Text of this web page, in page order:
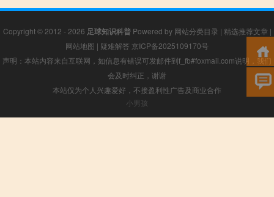
Copyright © 2012 - 2026 足球知识科普Powered by 网站分类目录 | 精选推荐文章 |
网站地图 | 疑难解答 京ICP备2025109170号
声明：本站内容来自互联网，如信息有错误可发邮件到f_fb#foxmail.com说明，我们
会及时纠正，谢谢
本站仅为个人兴趣爱好，不接盈利性广告及商业合作
小男孩